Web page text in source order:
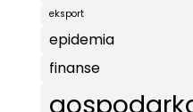
eksport
epidemia
finanse